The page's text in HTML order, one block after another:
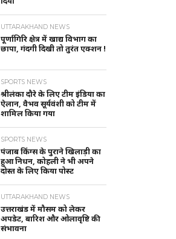
UTTARAKHAND NEWS
पूर्णागिरि क्षेत्र में खाद्य विभाग का
छापा, गंदगी दिखी तो तुरंत एक्शन !
SPORTS NEWS
श्रीलंका दौरे के लिए टीम इंडिया का
ऐलान, वैभव सूर्यवंशी को टीम में
शामिल किया गया
SPORTS NEWS
पंजाब किंग्स के पुराने खिलाड़ी का
हुआ निधन, कोहली ने भी अपने
दोस्त के लिए किया पोस्ट
UTTARAKHAND NEWS
उत्तराखंड में मौसम को लेकर
अपडेट, बारिश और ओलावृष्टि की
संभावना